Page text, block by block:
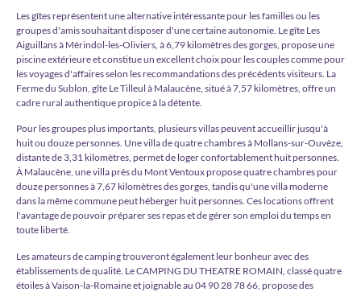
Les gîtes représentent une alternative intéressante pour les familles ou les
groupes d'amis souhaitant disposer d'une certaine autonomie. Le gîte Les
Aiguillans à Mérin­dol-les-Oliviers, à 6,79 kilomètres des gorges, propose une
piscine extérieure et constitue un excellent choix pour les couples comme pour
les voyages d'affaires selon les recommandations des précédents visiteurs. La
Ferme du Sublon, gîte Le Tilleul à Malauc­ène, situé à 7,57 kilomètres, offre un
cadre rural authentique propice à la détente.
Pour les groupes plus importants, plusieurs villas peuvent accueillir jusqu'à
huit ou douze personnes. Une villa de quatre chambres à Mollans-sur-Ouvèze,
distante de 3,31 kilomètres, permet de loger confortablement huit personnes.
À Malauc­ène, une villa près du Mont Ventoux propose quatre chambres pour
douze personnes à 7,67 kilomètres des gorges, tandis qu'une villa moderne
dans la même commune peut héberger huit personnes. Ces locations offrent
l'avantage de pouvoir préparer ses repas et de gérer son emploi du temps en
toute liberté.
Les amateurs de camping trouveront également leur bonheur avec des
établissements de qualité. Le CAMPING DU THEATRE ROMAIN, classé quatre
étoiles à Vaison-la-Romaine et joignable au 04 90 28 78 66, propose des